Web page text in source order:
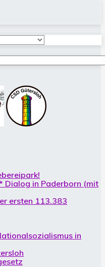
Dialog in Paderborn (mit
ersten 113.383
in